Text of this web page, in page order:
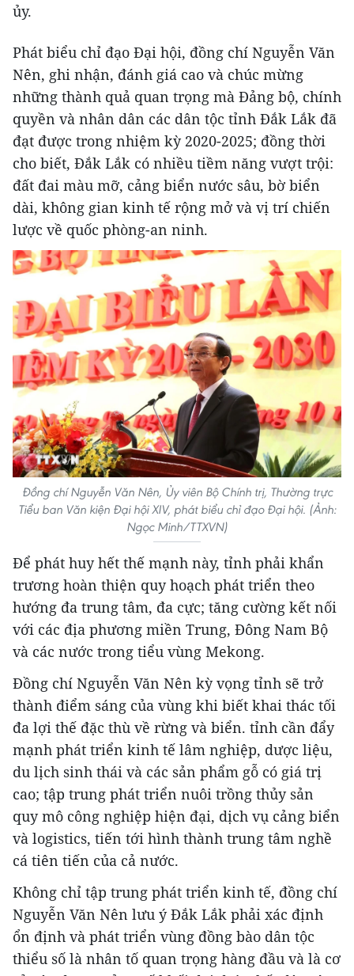
ủy.
Phát biểu chỉ đạo Đại hội, đồng chí Nguyễn Văn
Nên, ghi nhận, đánh giá cao và chúc mừng
những thành quả quan trọng mà Đảng bộ, chính
quyền và nhân dân các dân tộc tỉnh Đắk Lắk đã
đạt được trong nhiệm kỳ 2020-2025; đồng thời
cho biết, Đắk Lắk có nhiều tiềm năng vượt trội:
đất đai màu mỡ, cảng biển nước sâu, bờ biển
dài, không gian kinh tế rộng mở và vị trí chiến
lược về quốc phòng-an ninh.
Đồng chí Nguyễn Văn Nên, Ủy viên Bộ Chính trị, Thường trực
Tiểu ban Văn kiện Đại hội XIV, phát biểu chỉ đạo Đại hội. (Ảnh:
Ngọc Minh/TTXVN)
Để phát huy hết thế mạnh này, tỉnh phải khẩn
trương hoàn thiện quy hoạch phát triển theo
hướng đa trung tâm, đa cực; tăng cường kết nối
với các địa phương miền Trung, Đông Nam Bộ
và các nước trong tiểu vùng Mekong.
Đồng chí Nguyễn Văn Nên kỳ vọng tỉnh sẽ trở
thành điểm sáng của vùng khi biết khai thác tối
đa lợi thế đặc thù về rừng và biển. tỉnh cần đẩy
mạnh phát triển kinh tế lâm nghiệp, dược liệu,
du lịch sinh thái và các sản phẩm gỗ có giá trị
cao; tập trung phát triển nuôi trồng thủy sản
quy mô công nghiệp hiện đại, dịch vụ cảng biển
và logistics, tiến tới hình thành trung tâm nghề
cá tiên tiến của cả nước.
Không chỉ tập trung phát triển kinh tế, đồng chí
Nguyễn Văn Nên lưu ý Đắk Lắk phải xác định
ổn định và phát triển vùng đồng bào dân tộc
thiểu số là nhân tố quan trọng hàng đầu và là cơ